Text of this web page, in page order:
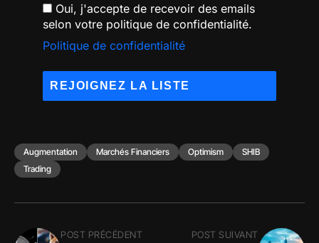
Oui, j'accepte de recevoir des emails
selon votre politique de confidentialité.
Politique de confidentialité
Augmentation Marchés Financiers Optimism
SHIB
Trading
POST PRÉCÉDENT POST SUIVANT